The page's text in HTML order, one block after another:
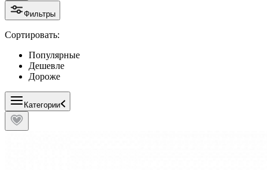
Фильтры
Сортировать:
Популярные
Дешевле
Дороже
Категории